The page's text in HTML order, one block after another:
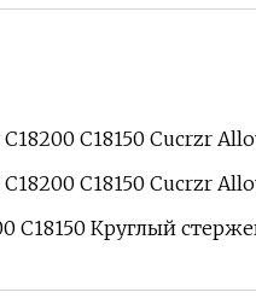
Круглый